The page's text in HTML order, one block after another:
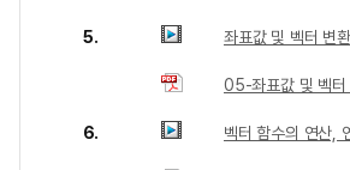
5. 좌표값 및 벡터 변
05-좌표값 및 벡터
6. 벡터 함수의 연산,